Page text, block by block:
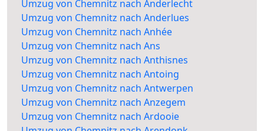
Umzug von Chemnitz nach Anderlecht
Umzug von Chemnitz nach Anderlues
Umzug von Chemnitz nach Anhée
Umzug von Chemnitz nach Ans
Umzug von Chemnitz nach Anthisnes
Umzug von Chemnitz nach Antoing
Umzug von Chemnitz nach Antwerpen
Umzug von Chemnitz nach Anzegem
Umzug von Chemnitz nach Ardooie